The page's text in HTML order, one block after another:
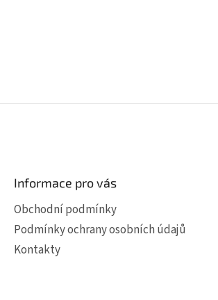
Informace pro vás
Obchodní podmínky
Podmínky ochrany osobních údajů
Kontakty